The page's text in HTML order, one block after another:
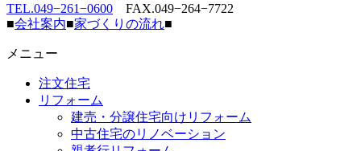
TEL.049−261−0600 FAX.049−264−7722
■会社案内■家づくりの流れ■
メニュー
注文住宅
リフォーム
建売・分譲住宅向けリフォーム
中古住宅のリノベーション